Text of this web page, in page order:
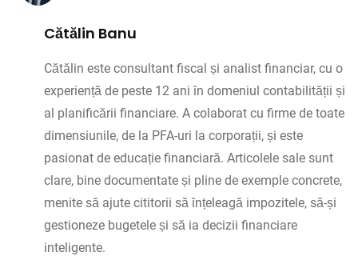
Cătălin Banu
Cătălin este consultant fiscal și analist financiar, cu o
experiență de peste 12 ani în domeniul contabilității și
al planificării financiare. A colaborat cu firme de toate
dimensiunile, de la PFA-uri la corporații, și este
pasionat de educație financiară. Articolele sale sunt
clare, bine documentate și pline de exemple concrete,
menite să ajute cititorii să înțeleagă impozitele, să-și
gestioneze bugetele și să ia decizii financiare
inteligente.